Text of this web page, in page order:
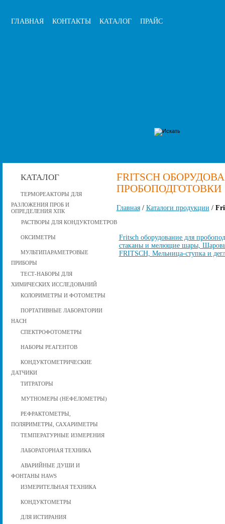
ГЛАВНАЯ КОНТАКТЫ КАТАЛОГ ПРАЙС
КАТАЛОГ
ТЕРМОРЕАКТОРЫ ДЛЯ
РАЗЛОЖЕНИЯ ПРОБ И
ОПРЕДЕЛЕНИЯ ХПК
РАСТВОРЫ ДЛЯ КОНДУКТОМЕТРОВ
ОКСИМЕТРЫ
МУЛЬТИПАРАМЕТРОВЫЕ
ПРИБОРЫ
ТЕСТ-НАБОРЫ ДЛЯ
ХИМИЧЕСКИХ ИССЛЕДОВАНИЙ
КОЛОРИМЕТРЫ И ФОТОМЕТРЫ
ПОРТАТИВНЫЕ ЛАБОРАТОРИИ
HACH
СПЕКТРОФОТОМЕТРЫ
НАБОРЫ РЕАГЕНТОВ
КОНДУКТОМЕТРИЧЕСКИЕ
ДАТЧИКИ
ТИТРАТОРЫ
МУТНОМЕРЫ (НЕФЕЛОМЕТРЫ)
РЕФРАКТОМЕТРЫ,
ПОЛЯРИМЕТРЫ, САХАРИМЕТРЫ
ТЕМПЕРАТУРНЫЕ ИЗМЕРЕНИЯ
ЛАБОРАТОРНАЯ ТЕХНИКА
АВАРИЙНЫЕ ДУШИ И
ФОНТАНЫ HAWS
ИЗМЕРИТЕЛЬНАЯ ТЕХНИКА
КОНДУКТОМЕТРЫ
ДЛЯ ИСТИРАНИЯ
FRITSCH
ПРОБОПОДГОТОВКИ
Главная/ Каталоги продукции /
Fritsch оборудование для
стаканы и мелющие шары,
FRITSCH, Мельница-ступка и